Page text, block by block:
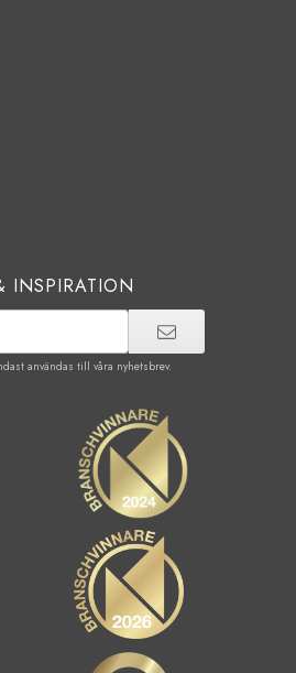
INSPIRATION
användas till våra nyhetsbrev.